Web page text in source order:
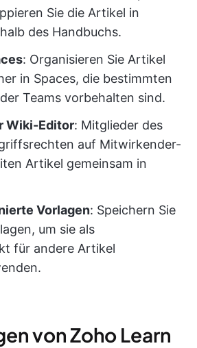
Sie die Artikel in
des Handbuchs.
: Organisieren Sie Artikel
in Spaces, die bestimmten
Teams vorbehalten sind.
Wiki-Editor: Mitglieder des
auf Mitwirkender-
Artikel gemeinsam in
Vorlagen: Speichern Sie
um sie als
für andere Artikel
von Zoho Learn